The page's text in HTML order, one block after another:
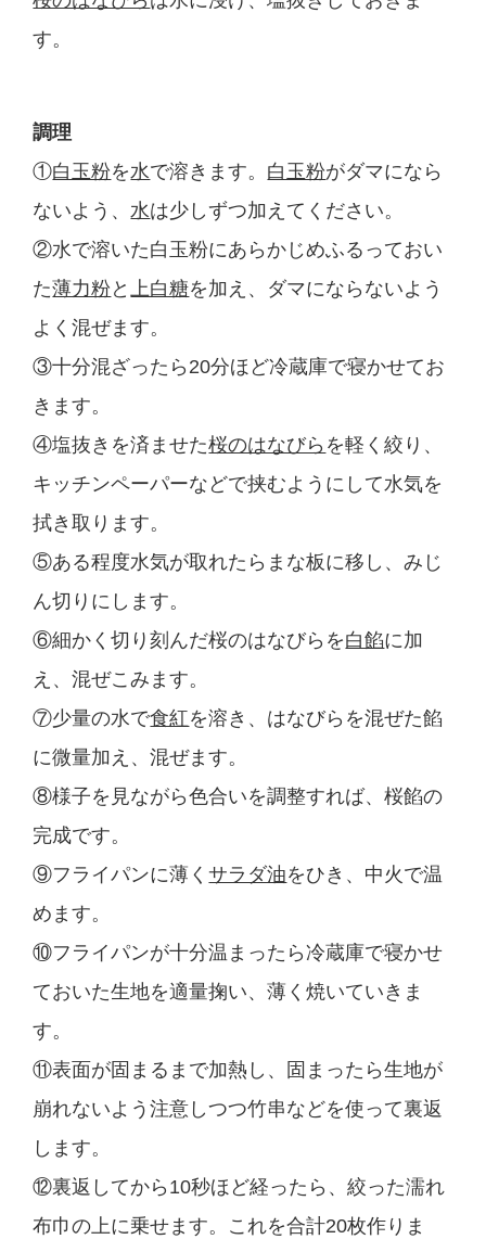
す。
調理
①白玉粉を水で溶きます。 白玉粉がダマになら
ないよう、 水は少しずつ加えてください。
②水で溶いた白玉粉にあらかじめふるっておい
た薄力粉 と 上白糖を加え、ダマにならないよう
よく混ぜます。
③十分混ざったら20分ほど冷蔵庫で寝かせてお
きます。
④塩抜きを済ませた桜のはなびら を軽く絞り、
キッチンペーパーなどで挟むようにして水気を
拭き取ります。
⑤ある程度水気が取れたらまな板に移し、みじ
ん切りにします。
⑥細かく切り刻んだ桜のはなびらを白餡に加
え、混ぜこみます。
⑦少量の水で食紅を溶き、はなびらを混ぜた餡
に微量加え、混ぜます。
⑧様子を見ながら色合いを調整すれば、桜餡の
完成です。
⑨フライパンに薄くサラダ油をひき、中火で温
めます。
⑩フライパンが十分温まったら冷蔵庫で寝かせ
ておいた生地を適量掬い、薄く焼いていきま
す。
⑪表面が固まるまで加熱し、固まったら生地が
崩れないよう注意しつつ竹串などを使って裏返
します。
⑫裏返してから10秒ほど経ったら、絞った濡れ
布巾の上に乗せます。これを合計20枚作りま